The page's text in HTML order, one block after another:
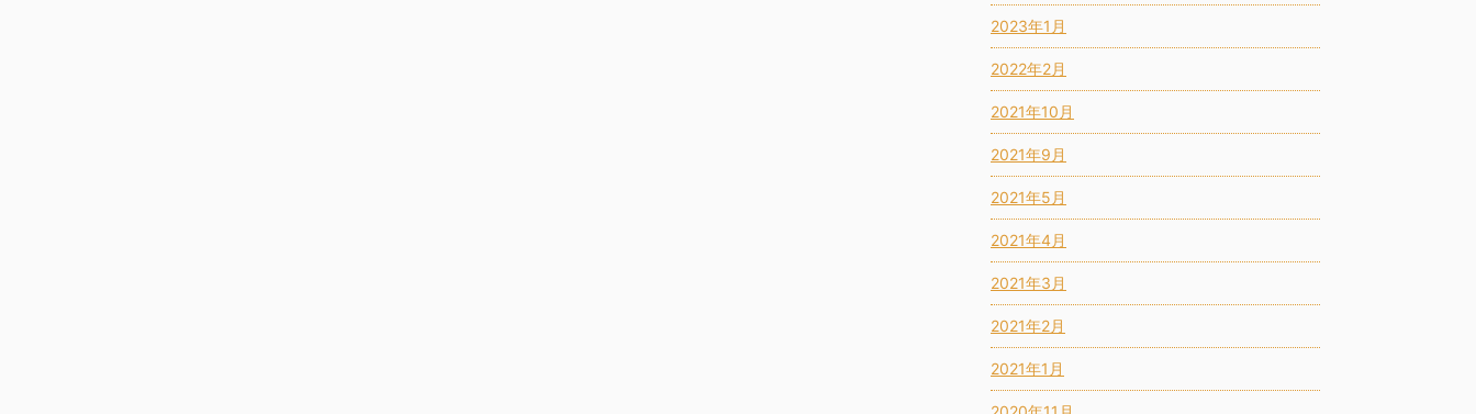
2023年1月
2022年2月
2021年10月
2021年9月
2021年5月
2021年4月
2021年3月
2021年2月
2021年1月